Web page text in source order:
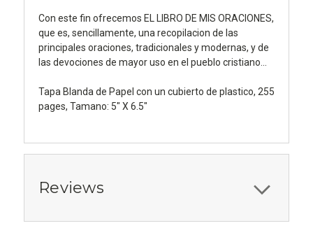
Con este fin ofrecemos EL LIBRO DE MIS ORACIONES,
que es, sencillamente, una recopilacion de las
principales oraciones, tradicionales y modernas, y de
las devociones de mayor uso en el pueblo cristiano...
Tapa Blanda de Papel con un cubierto de plastico, 255
pages, Tamano: 5" X 6.5"
Reviews